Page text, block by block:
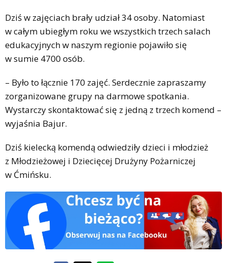
Dziś w zajęciach brały udział 34 osoby. Natomiast
w całym ubiegłym roku we wszystkich trzech salach
edukacyjnych w naszym regionie pojawiło się
w sumie 4700 osób.
– Było to łącznie 170 zajęć. Serdecznie zapraszamy
zorganizowane grupy na darmowe spotkania.
Wystarczy skontaktować się z jedną z trzech komend –
wyjaśnia Bajur.
Dziś kielecką komendą odwiedziły dzieci i młodzież
z Młodzieżowej i Dziecięcej Drużyny Pożarniczej
w Ćmińsku.